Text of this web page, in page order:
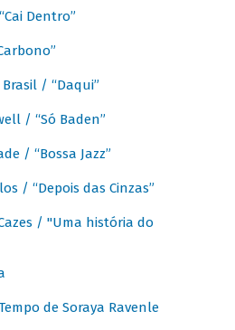
Dentro”
/ “Daqui”
/ “Só Baden”
/ “Bossa Jazz”
/ “Depois das Cinzas”
/ "Uma história do
de Soraya Ravenle